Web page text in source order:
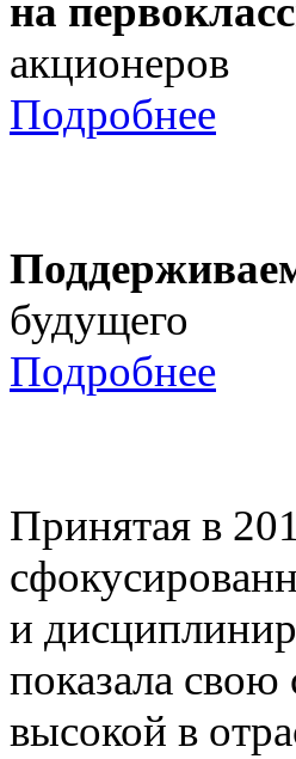
на
акционеров
Подробнее
будущего
Подробнее
Принятая в
и
показала свою
высокой в